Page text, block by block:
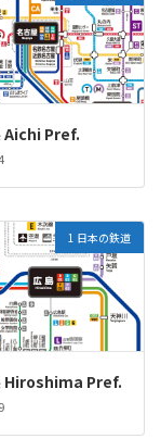
Aichi Pref.
1 日本の鉄道
Hiroshima Pref.